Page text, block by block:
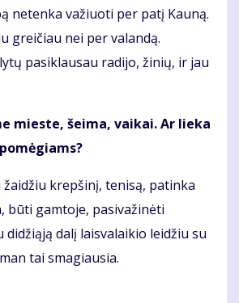
netenka važiuoti per patį Kauną.
greičiau nei per valandą.
pasiklausau radijo, žinių, ir jau
mieste, šeima, vaikai. Ar lieka
krepšinį, tenisą, patinka
būti gamtoje, pasivažinėti
didžiąją dalį laisvalaikio leidžiu su
tai smagiausia.